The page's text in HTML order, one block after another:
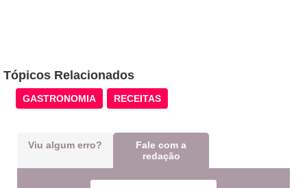
Tópicos Relacionados
GASTRONOMIA RECEITAS
Viu algum erro?
Fale com a
redação